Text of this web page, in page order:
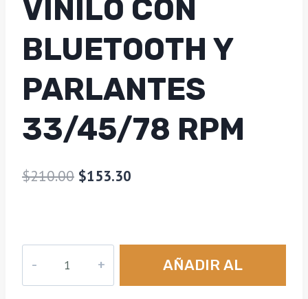
VINILO CON
BLUETOOTH Y
PARLANTES
33/45/78 RPM
$210.00 El
era:
$210.00.
$153.30
es:
$153.30.
Vinilo
AÑADIR AL